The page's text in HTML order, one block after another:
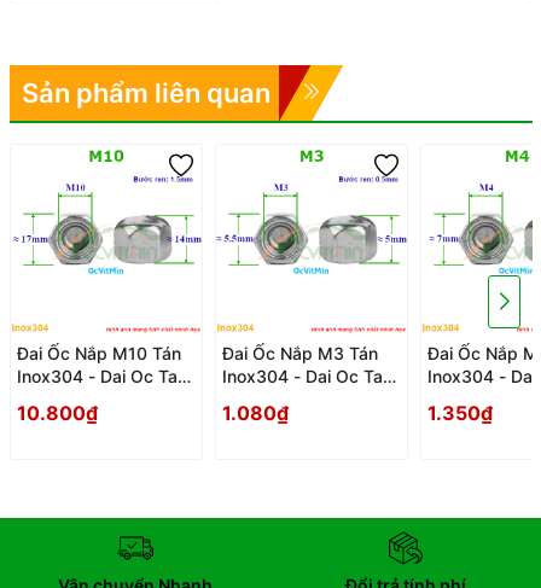
Sản phẩm liên quan
Đai Ốc Nắp M10 Tán
Inox304 - Dai Oc Tan
10.800₫
Đai Ốc Nắp M3 Tán
Inox304 - Dai Oc Tan
1.080₫
Đai Ốc Nắp
Inox304 - Dai
1.350₫